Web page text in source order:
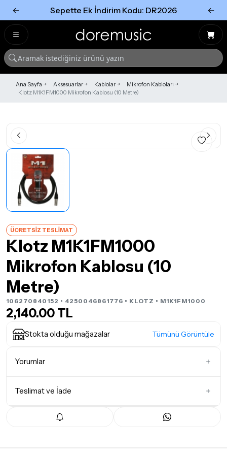
← Sepette Ek İndirim Kodu: DR2026 ←
Ana Sayfa Aksesuarlar Kablolar
Mikrofon Kabloları
Klotz M1K1FM1000 Mikrofon Kablosu (10 Metre)
ÜCRETSİZ TESLİMAT
Klotz M1K1FM1000
Mikrofon Kablosu (10
Metre)
106270840152 • 4250046861776 • KLOTZ • M1K1FM1000
2,140.00 TL
Stokta olduğu mağazalar Tümünü Görüntüle
Yorumlar
Teslimat ve İade
Teslimat Koşulları
Tümünü Gör
Tümünü gör